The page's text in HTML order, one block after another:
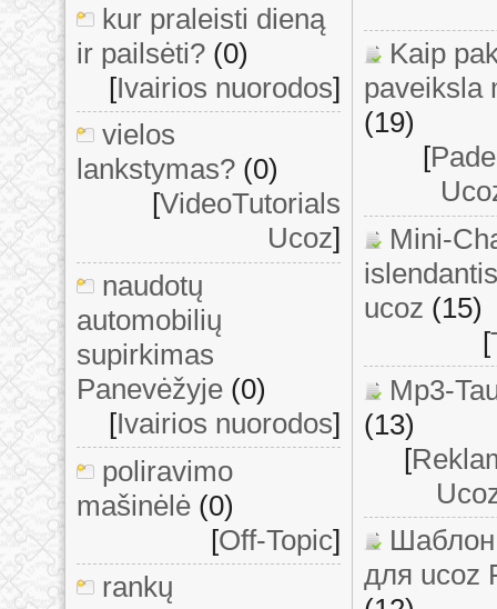
kur praleisti dieną
ir pailsėti? (0)
[Ivairios nuorodos]
vielos
lankstymas? (0)
[VideoTutorials
Ucoz]
naudotų
automobilių
supirkimas
Panevėžyje (0)
[Ivairios nuorodos]
poliravimo
mašinėlė (0)
[Off-Topic]
rankų
Kaip
paveiksla
(19)
[
Mini-
ucoz (15)
[
Mp3-
(13)
[
для ucoz